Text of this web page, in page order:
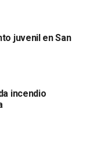
, le comentaron
porque
juvenil en San
incendio